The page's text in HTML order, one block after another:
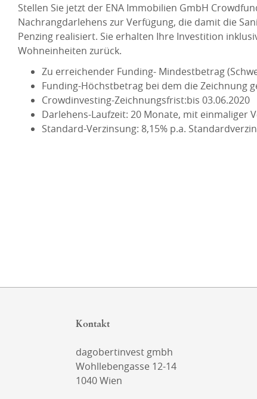
Stellen Sie jetzt der ENA Immobilien GmbH
Nachrangdarlehens zur Verfügung, die damit die
Penzing realisiert. Sie erhalten Ihre Investition
Wohneinheiten zurück.
Zu erreichender Funding- Mindestbetrag
Funding-Höchstbetrag bei dem die Zeichnung
Crowdinvesting-Zeichnungsfrist:bis 03.06.2020
Darlehens-Laufzeit: 20 Monate, mit einmaliger
Standard-Verzinsung: 8,15% p.a.
Kontakt
dagobertinvest gmbh
Wohllebengasse 12-14
1040 Wien